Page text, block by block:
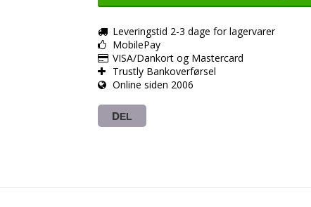
Leveringstid 2-3 dage for lagervarer
MobilePay
VISA/Dankort og Mastercard
Trustly Bankoverførsel
Online siden 2006
DEL